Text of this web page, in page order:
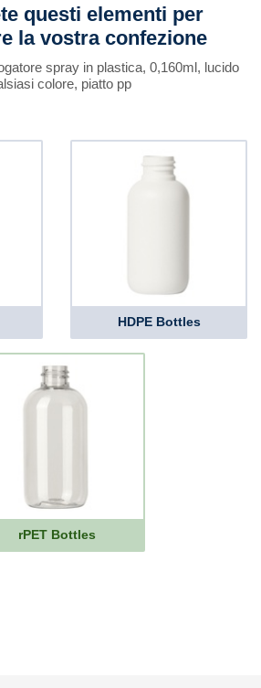
questi elementi per
la vostra confezione
spray in plastica, 0,160ml, lucido
colore, piatto pp
HDPE Bottles
rPET Bottles